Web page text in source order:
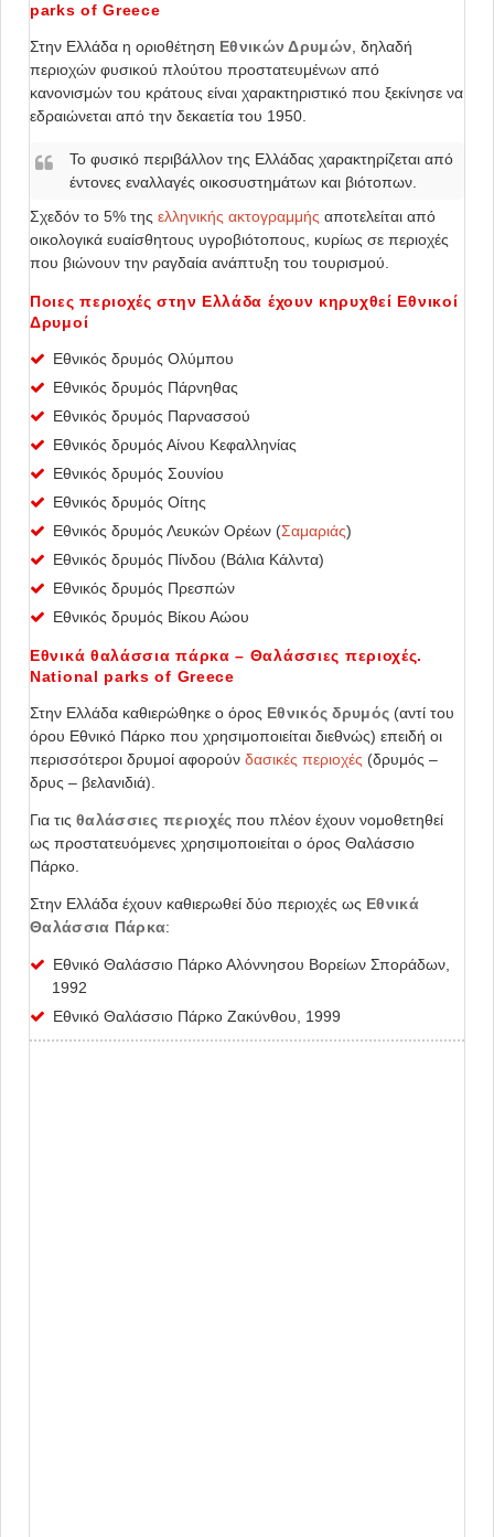
parks of Greece
Στην Ελλάδα η οριοθέτηση Εθνικών Δρυμών , δηλαδή
περιοχών φυσικού πλούτου προστατευμένων από
κανονισμών του κράτους είναι χαρακτηριστικό που ξεκίνησε να
εδραιώνεται από την δεκαετία του 1950.
Το φυσικό περιβάλλον της Ελλάδας χαρακτηρίζεται από
έντονες εναλλαγές οικοσυστημάτων και βιότοπων.
Σχεδόν το 5% της ελληνικής ακτογραμμής αποτελείται από
οικολογικά ευαίσθητους υγροβιότοπους, κυρίως σε περιοχές
που βιώνουν την ραγδαία ανάπτυξη του τουρισμού.
Ποιες περιοχές στην Ελλάδα έχουν κηρυχθεί Εθνικοί
Δρυμοί
Εθνικός δρυμός Ολύμπου
Εθνικός δρυμός Πάρνηθας
Εθνικός δρυμός Παρνασσού
Εθνικός δρυμός Αίνου Κεφαλληνίας
Εθνικός δρυμός Σουνίου
Εθνικός δρυμός Οίτης
Εθνικός δρυμός Λευκών Ορέων (Σαμαριάς)
Εθνικός δρυμός Πίνδου (Βάλια Κάλντα)
Εθνικός δρυμός Πρεσπών
Εθνικός δρυμός Βίκου Αώου
Εθνικά θαλάσσια πάρκα – Θαλάσσιες περιοχές.
National parks of Greece
Στην Ελλάδα καθιερώθηκε ο όρος Εθνικός δρυμός (αντί του
όρου Εθνικό Πάρκο που χρησιμοποιείται διεθνώς) επειδή οι
περισσότεροι δρυμοί αφορούν δασικές περιοχές (δρυμός –
δρυς – βελανιδιά).
Για τις θαλάσσιες περιοχές που πλέον έχουν νομοθετηθεί
ως προστατευόμενες χρησιμοποιείται ο όρος Θαλάσσιο
Πάρκο.
Στην Ελλάδα έχουν καθιερωθεί δύο περιοχές ως Εθνικά
Θαλάσσια Πάρκα:
Εθνικό Θαλάσσιο Πάρκο Αλόννησου Βορείων Σποράδων,
1992
Εθνικό Θαλάσσιο Πάρκο Ζακύνθου, 1999